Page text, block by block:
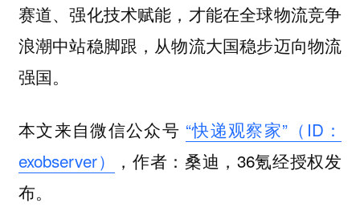
赛道、强化技术赋能，才能在全球物流竞争
浪潮中站稳脚跟，从物流大国稳步迈向物流
强国。
本文来自微信公众号 “快递观察家”（ID：
exobserver）
，作者：桑迪，36氪经授权发
布。